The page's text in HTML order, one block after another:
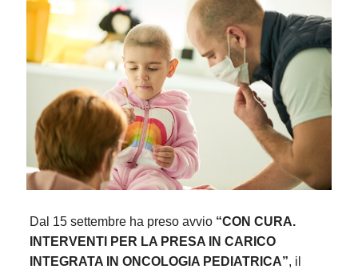
Dal 15 settembre ha preso avvio “CON CURA.
INTERVENTI PER LA PRESA IN CARICO
INTEGRATA IN ONCOLOGIA PEDIATRICA”, il